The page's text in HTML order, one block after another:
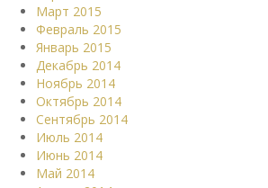
Март 2015
Февраль 2015
Январь 2015
Декабрь 2014
Ноябрь 2014
Октябрь 2014
Сентябрь 2014
Июль 2014
Июнь 2014
Май 2014